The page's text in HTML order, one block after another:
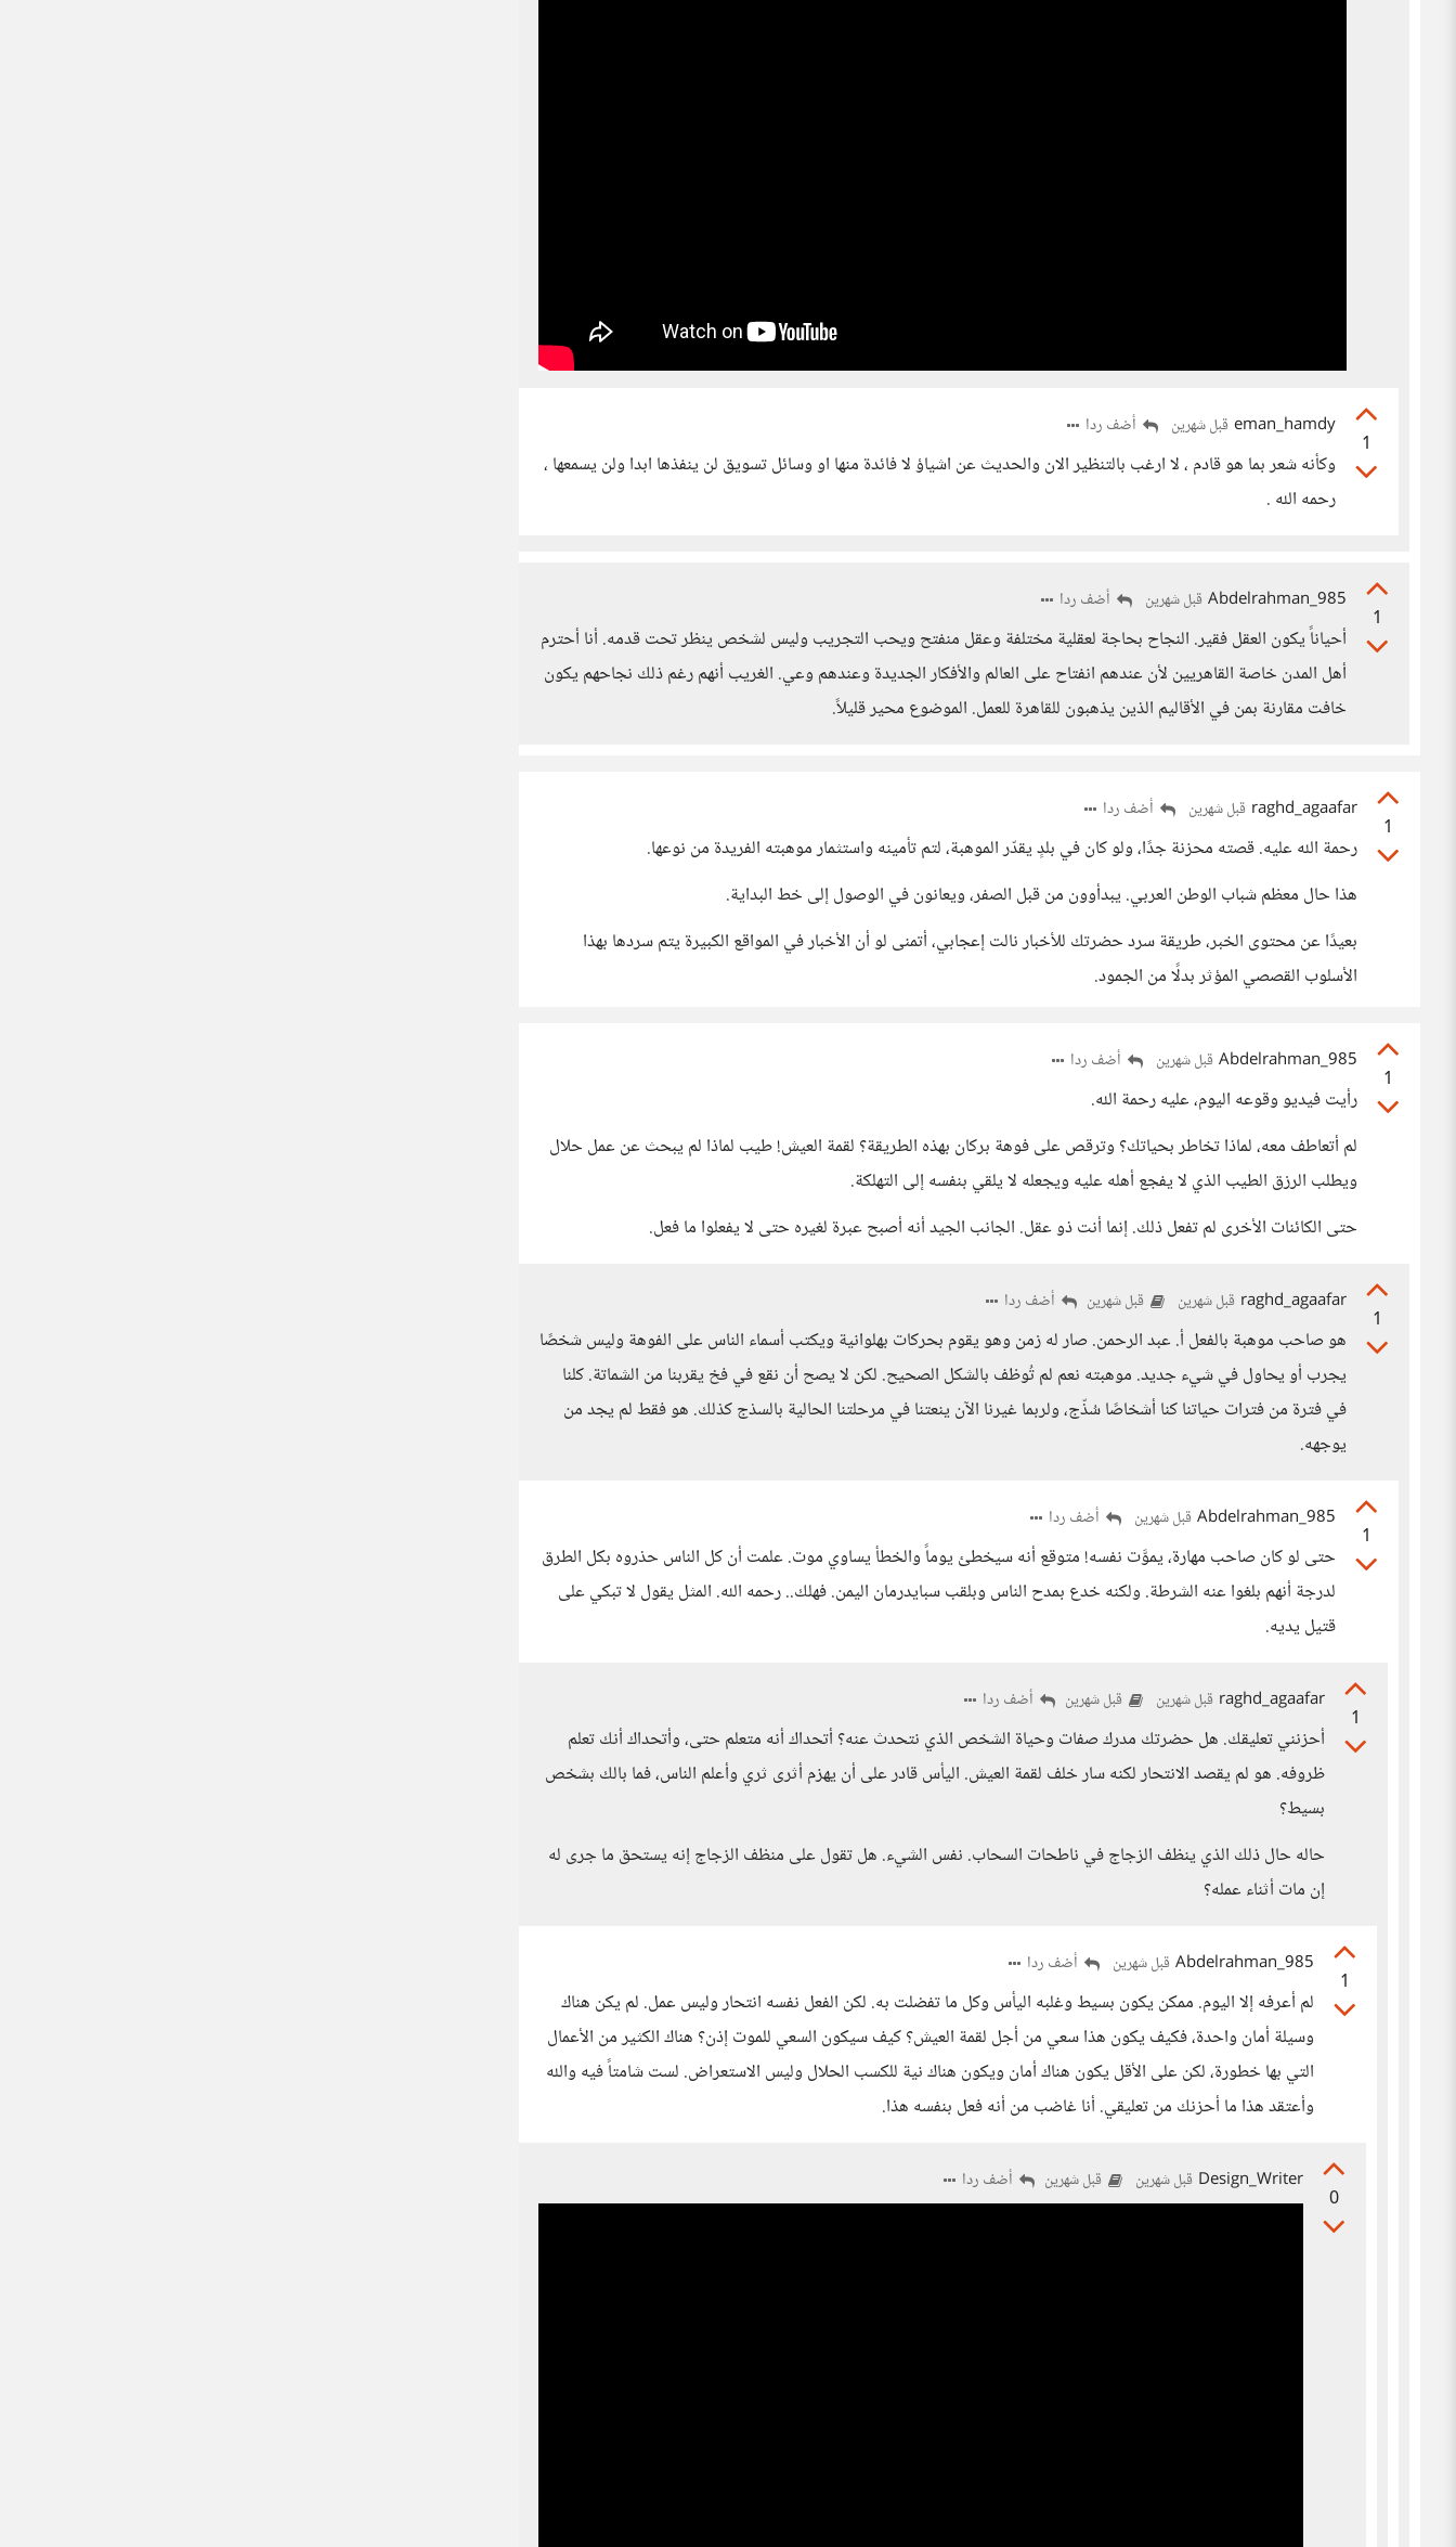
1
eman_hamdy قبل شهرين أضف ردا
وكأنه شعر بما هو قادم ، لا ارغب بالتنظير الان والحديث عن اشياؤ لا فائدة منها او وسائل تسويق لن ينفذها ابدا ولن يسمعها ،
رحمه الله .
1
Abdelrahman_985 قبل شهرين أضف ردا
أحياناً يكون العقل فقير. النجاح بحاجة لعقلية مختلفة وعقل منفتح ويحب التجريب وليس لشخص ينظر تحت قدمه. أنا أحترم
أهل المدن خاصة القاهريين لأن عندهم انفتاح على العالم والأفكار الجديدة وعندهم وعي. الغريب أنهم رغم ذلك نجاحهم يكون
خافت مقارنة بمن في الأقاليم الذين يذهبون للقاهرة للعمل. الموضوع محير قليلاً.
1
raghd_agaafar قبل شهرين أضف ردا
رحمة الله عليه. قصته محزنة جدًا، ولو كان في بلدٍ يقدّر الموهبة، لتم تأمينه واستثمار موهبته الفريدة من نوعها.
هذا حال معظم شباب الوطن العربي. يبدأوون من قبل الصفر، ويعانون في الوصول إلى خط البداية.
بعيدًا عن محتوى الخبر، طريقة سرد حضرتك للأخبار نالت إعجابي، أتمنى لو أن الأخبار في المواقع الكبيرة يتم سردها بهذا
الأسلوب القصصي المؤثر بدلًا من الجمود.
1
Abdelrahman_985 قبل شهرين أضف ردا
رأيت فيديو وقوعه اليوم، عليه رحمة الله.
لم أتعاطف معه، لماذا تخاطر بحياتك؟ وترقص على فوهة بركان بهذه الطريقة؟ لقمة العيش! طيب لماذا لم يبحث عن عمل حلال
ويطلب الرزق الطيب الذي لا يفجع أهله عليه ويجعله لا يلقي بنفسه إلى التهلكة.
حتى الكائنات الأخرى لم تفعل ذلك. إنما أنت ذو عقل. الجانب الجيد أنه أصبح عبرة لغيره حتى لا يفعلوا ما فعل.
1
raghd_agaafar قبل شهرين قبل شهرين أضف ردا
هو صاحب موهبة بالفعل أ. عبد الرحمن. صار له زمن وهو يقوم بحركات بهلوانية ويكتب أسماء الناس على الفوهة وليس شخصًا
يجرب أو يحاول في شيء جديد. موهبته نعم لم تُوظف بالشكل الصحيح. لكن لا يصح أن نقع في فخ يقربنا من الشماتة. كلنا
في فترة من فترات حياتنا كنا أشخاصًا سُذّج، ولربما غيرنا الآن ينعتنا في مرحلتنا الحالية بالسذج كذلك. هو فقط لم يجد من
يوجهه.
1
Abdelrahman_985 قبل شهرين أضف ردا
حتى لو كان صاحب مهارة، يموَّت نفسه! متوقع أنه سيخطئ يوماً والخطأ يساوي موت. علمت أن كل الناس حذروه بكل الطرق
لدرجة أنهم بلغوا عنه الشرطة. ولكنه خدع بمدح الناس وبلقب سبايدرمان اليمن. فهلك.. رحمه الله. المثل يقول لا تبكي على
قتيل يديه.
1
raghd_agaafar قبل شهرين قبل شهرين أضف ردا
أحزنني تعليقك. هل حضرتك مدرك صفات وحياة الشخص الذي نتحدث عنه؟ أتحداك أنه متعلم حتى، وأتحداك أنك تعلم
ظروفه. هو لم يقصد الانتحار لكنه سار خلف لقمة العيش. اليأس قادر على أن يهزم أثرى ثري وأعلم الناس، فما بالك بشخص
بسيط؟
حاله حال ذلك الذي ينظف الزجاج في ناطحات السحاب. نفس الشيء. هل تقول على منظف الزجاج إنه يستحق ما جرى له
إن مات أثناء عمله؟
1
Abdelrahman_985 قبل شهرين أضف ردا
لم أعرفه إلا اليوم. ممكن يكون بسيط وغلبه اليأس وكل ما تفضلت به. لكن الفعل نفسه انتحار وليس عمل. لم يكن هناك
وسيلة أمان واحدة، فكيف يكون هذا سعي من أجل لقمة العيش؟ كيف سيكون السعي للموت إذن؟ هناك الكثير من الأعمال
التي بها خطورة، لكن على الأقل يكون هناك أمان ويكون هناك نية للكسب الحلال وليس الاستعراض. لست شامتاً فيه والله
وأعتقد هذا ما أحزنك من تعليقي. أنا غاضب من أنه فعل بنفسه هذا.
0
Design_Writer قبل شهرين قبل شهرين أضف ردا